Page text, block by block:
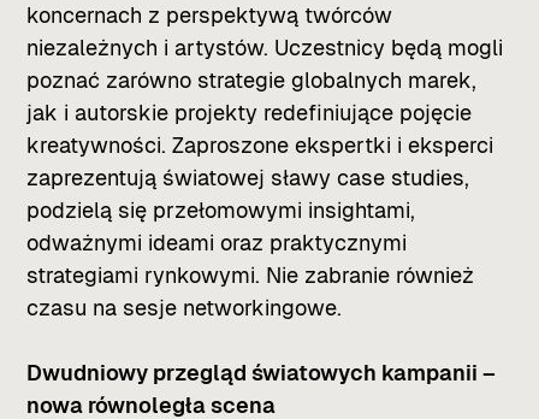
koncernach z perspektywą twórców
niezależnych i artystów. Uczestnicy będą mogli
poznać zarówno strategie globalnych marek,
jak i autorskie projekty redefiniujące pojęcie
kreatywności. Zaproszone ekspertki i eksperci
zaprezentują światowej sławy case studies,
podzielą się przełomowymi insightami,
odważnymi ideami oraz praktycznymi
strategiami rynkowymi. Nie zabranie również
czasu na sesje networkingowe.
Dwudniowy przegląd światowych kampanii –
nowa równoległa scena